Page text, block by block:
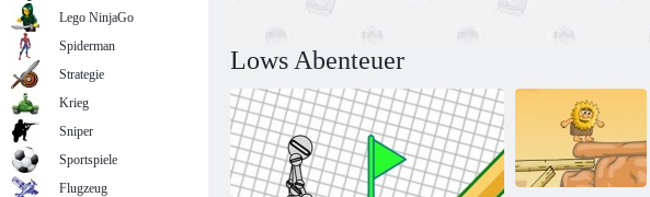
Lows Abenteuer
Lego NinjaGo
Spiderman
Strategie
Krieg
Sniper
Sportspiele
Flugzeug